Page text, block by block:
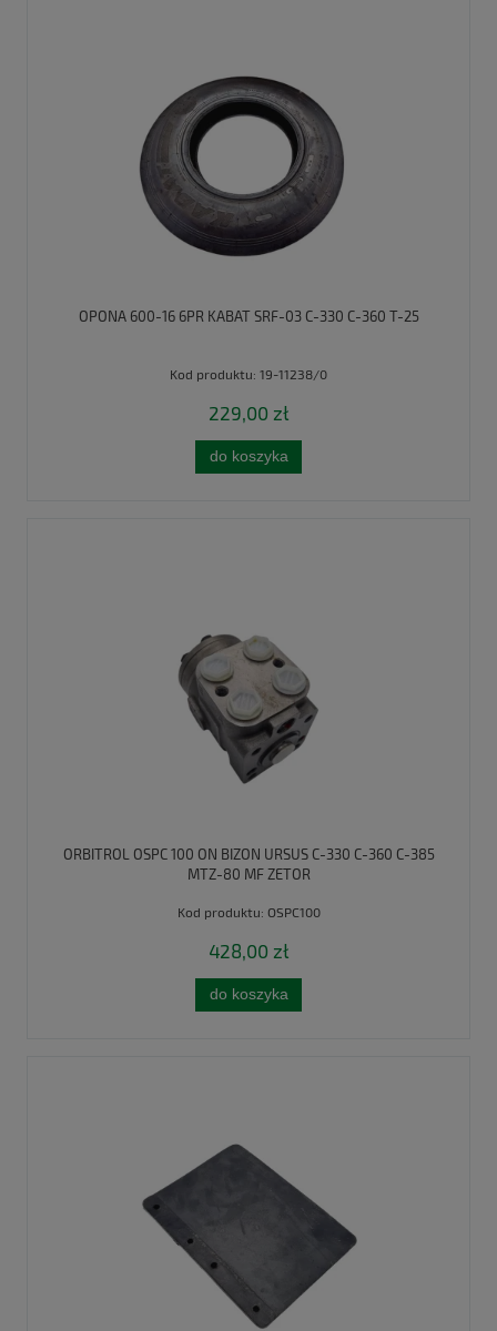
OPONA 600-16 6PR KABAT SRF-03 C-330 C-360 T-25
Kod produktu: 19-11238/0
229,00 zł
do koszyka
ORBITROL OSPC 100 ON BIZON URSUS C-330 C-360 C-385
MTZ-80 MF ZETOR
Kod produktu: OSPC100
428,00 zł
do koszyka